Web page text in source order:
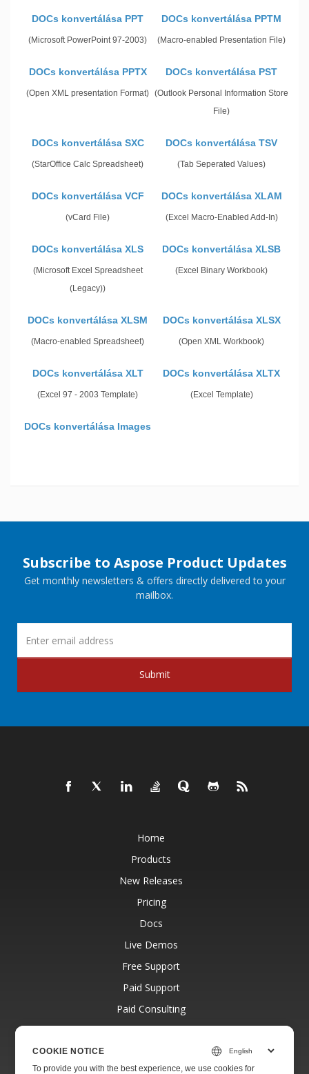
DOCs konvertálása PPT
(Microsoft PowerPoint 97-2003)
DOCs konvertálása PPTM
(Macro-enabled Presentation File)
DOCs konvertálása PPTX
(Open XML presentation Format)
DOCs konvertálása PST
(Outlook Personal Information Store
File)
DOCs konvertálása SXC
(StarOffice Calc Spreadsheet)
DOCs konvertálása TSV
(Tab Seperated Values)
DOCs konvertálása VCF
(vCard File)
DOCs konvertálása XLAM
(Excel Macro-Enabled Add-In)
DOCs konvertálása XLS
(Microsoft Excel Spreadsheet
(Legacy))
DOCs konvertálása XLSB
(Excel Binary Workbook)
DOCs konvertálása XLSM
(Macro-enabled Spreadsheet)
DOCs konvertálása XLSX
(Open XML Workbook)
DOCs konvertálása XLT
(Excel 97 - 2003 Template)
DOCs konvertálása XLTX
(Excel Template)
DOCs konvertálása Images
Subscribe to Aspose Product Updates
Get monthly newsletters & offers directly delivered to your
mailbox.
Submit
Home
Products
New Releases
Pricing
Docs
Live Demos
Free Support
Paid Support
Paid Consulting
Blog
COOKIE NOTICE
To provide you with the best experience, we use cookies for